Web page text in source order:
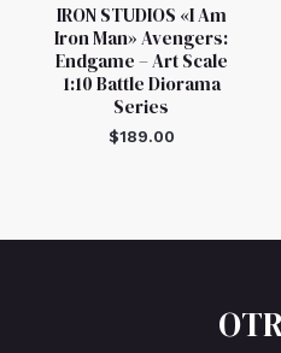
IRON STUDIOS «I Am
Iron Man» Avengers:
Endgame – Art Scale
1:10 Battle Diorama
Series
$189.00